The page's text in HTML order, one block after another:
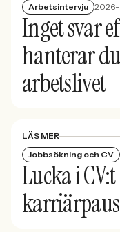
Arbetsintervju
Inget svar
hanterar
arbetslivet
LÄS MER
Jobbsökning och CV
Lucka i